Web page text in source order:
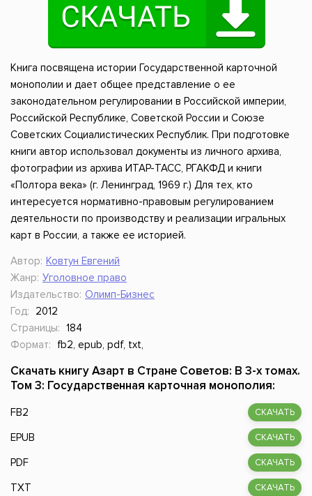
Книга посвящена истории Государственной карточной
монополии и дает общее представление о ее
законодательном регулировании в Российской империи,
Российской Республике, Советской России и Союзе
Советских Социалистических Республик. При подготовке
книги автор использовал документы из личного архива,
фотографии из архива ИТАР-ТАСС, РГАКФД и книги
«Полтора века» (г. Ленинград, 1969 г.) Для тех, кто
интересуется нормативно-правовым регулированием
деятельности по производству и реализации игральных
карт в России, а также ее историей.
Автор: Ковтун Евгений
Жанр: Уголовное право
Издательство: Олимп-Бизнес
Год:
2012
Страницы: 184
Формат:
fb2, epub, pdf, txt,
Скачать книгу Азарт в Стране Советов: В 3-х томах.
Том 3: Государственная карточная монополия:
FB2 СКАЧАТЬ
EPUB СКАЧАТЬ
PDF СКАЧАТЬ
TXT СКАЧАТЬ